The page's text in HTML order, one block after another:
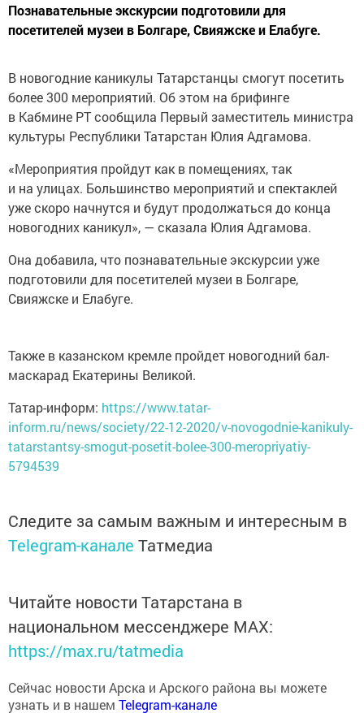
Познавательные экскурсии подготовили для
посетителей музеи в Болгаре, Свияжске и Елабуге.
В новогодние каникулы Татарстанцы смогут посетить
более 300 мероприятий. Об этом на брифинге
в Кабмине РТ сообщила Первый заместитель министра
культуры Республики Татарстан Юлия Адгамова.
«Мероприятия пройдут как в помещениях, так
и на улицах. Большинство мероприятий и спектаклей
уже скоро начнутся и будут продолжаться до конца
новогодних каникул», — сказала Юлия Адгамова.
Она добавила, что познавательные экскурсии уже
подготовили для посетителей музеи в Болгаре,
Свияжске и Елабуге.
Также в казанском кремле пройдет новогодний бал-
маскарад Екатерины Великой.
Татар-информ: https://www.tatar-
inform.ru/news/society/22-12-2020/v-novogodnie-kanikuly-
tatarstantsy-smogut-posetit-bolee-300-meropriyatiy-
5794539
Следите за самым важным и интересным в
Telegram-канале Татмедиа
Читайте новости Татарстана в
национальном мессенджере MАХ:
https://max.ru/tatmedia
Сейчас новости Арска и Арского района вы можете
узнать и в нашемTelegram-канале